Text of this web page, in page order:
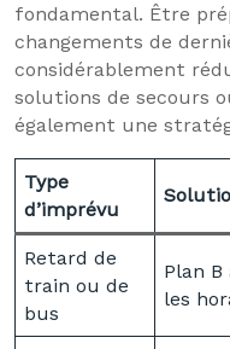
fondamental. Être
changements de
considérablement
solutions de secours
également une
Type
d’imprévu
Retard de
train ou de
bus
Plan
les